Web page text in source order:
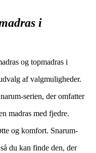
i
og topmadras i
af valgmuligheder.
serien, der omfatter
madras med fjedre.
og komfort. Snarum-
du kan finde den, der